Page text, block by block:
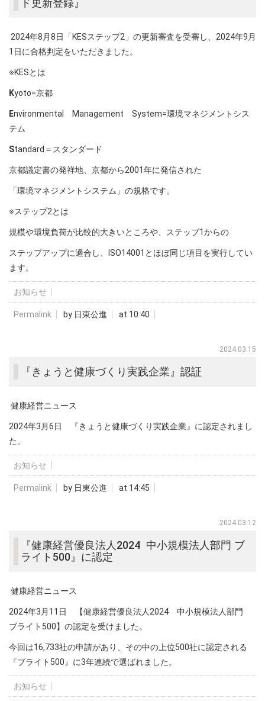
ド更新登録』
2024年8月8日「KESステップ2」の更新審査を受審し、2024年9月
1日に合格判定をいただきました。
※KESとは
Kyoto=京都
Environmental Management System=環境マネジメントシス
テム
Standard＝スタンダード
京都議定書の発祥地、京都から2001年に発信された
「環境マネジメントシステム」の規格です。
※ステップ2とは
規模や環境負荷が比較的大きいところや、ステップ1からの
ステップアップに適合し、ISO14001とほぼ同じ項目を実行してい
ます。
お知らせ
Permalink by 日東公進 at 10:40
2024.03.15
『きょうと健康づくり実践企業』認証
健康経営ニュース
2024年3月6日 『きょうと健康づくり実践企業』に認定されまし
た。
お知らせ
Permalink by 日東公進 at 14:45
2024.03.12
『健康経営優良法人2024 中小規模法人部門 ブ
ライト500』に認定
健康経営ニュース
2024年3月11日 【健康経営優良法人2024 中小規模法人部門
ブライト500】の認定を受けました。
今回は16,733社の申請があり、その中の上位500社に認定される
『ブライト500』に3年連続で選ばれました。
お知らせ